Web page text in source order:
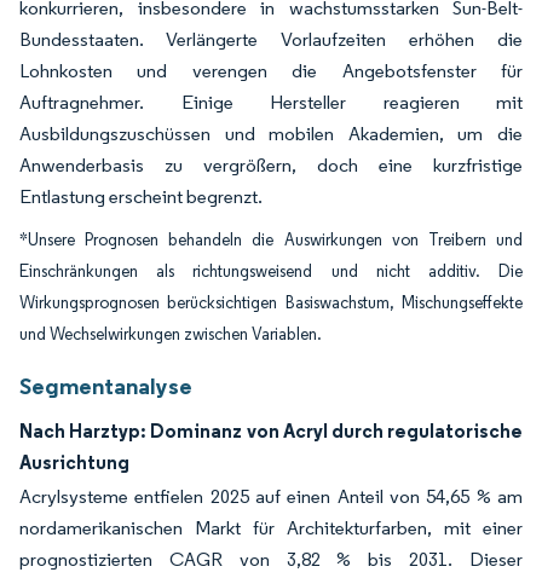
konkurrieren, insbesondere in wachstumsstarken Sun-Belt-
Bundesstaaten. Verlängerte Vorlaufzeiten erhöhen die
Lohnkosten und verengen die Angebotsfenster für
Auftragnehmer. Einige Hersteller reagieren mit
Ausbildungszuschüssen und mobilen Akademien, um die
Anwenderbasis zu vergrößern, doch eine kurzfristige
Entlastung erscheint begrenzt.
*Unsere Prognosen behandeln die Auswirkungen von Treibern und
Einschränkungen als richtungsweisend und nicht additiv. Die
Wirkungsprognosen berücksichtigen Basiswachstum, Mischungseffekte
und Wechselwirkungen zwischen Variablen.
Segmentanalyse
Nach Harztyp: Dominanz von Acryl durch regulatorische
Ausrichtung
Acrylsysteme entfielen 2025 auf einen Anteil von 54,65 % am
nordamerikanischen Markt für Architekturfarben, mit einer
prognostizierten CAGR von 3,82 % bis 2031. Dieser